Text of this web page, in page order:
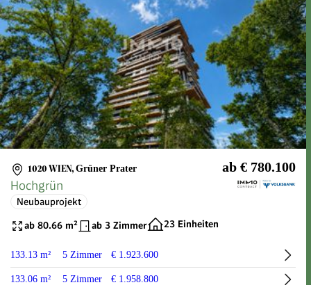
1020 WIEN, Grüner Prater ab € 780.100
Hochgrün
Neubauprojekt
ab 80.66 m² ab 3 Zimmer 23 Einheiten
133.13 m² 5 Zimmer € 1.923.600
133.06 m² 5 Zimmer € 1.958.800